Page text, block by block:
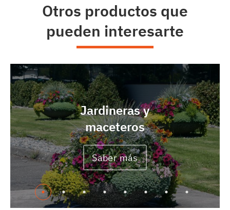
Otros productos que
pueden interesarte
Jardineras y
maceteros
Saber más